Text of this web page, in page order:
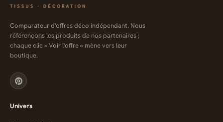
Comparateur d'offres déco indépendant. Nous
référençons les produits de nos partenaires ;
chaque clic « Voir l'offre » mène vers leur
boutique.
Univers